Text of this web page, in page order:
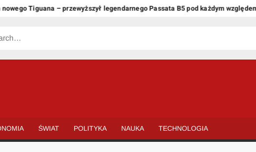
– przewyższył legendarnego Passata B5 pod każdym względem
ŚWIAT POLITYKA NAUKA TECHNOLOGIA